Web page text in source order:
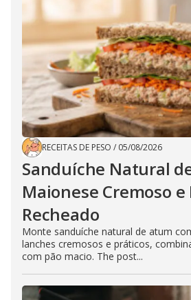
RECEITAS DE PESO / 05/08/2026
Sanduíche Natural
Maionese Cremoso e
Recheado
Monte sanduíche natural de atum
lanches cremosos e práticos,
com pão macio. The post...